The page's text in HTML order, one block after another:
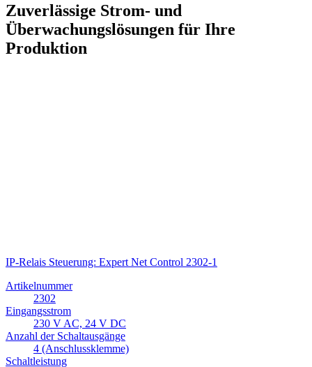
Zuverlässige Strom- und
Überwachungslösungen für Ihre
Produktion
IP-Relais Steuerung: Expert Net Control 2302-1
Artikelnummer
2302
Eingangsstrom
230 V AC, 24 V DC
Anzahl der Schaltausgänge
4 (Anschlussklemme)
Schaltleistung